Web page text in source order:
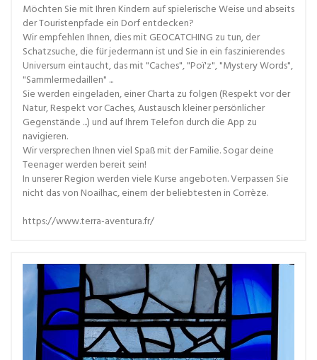
Möchten Sie mit Ihren Kindern auf spielerische Weise und abseits
der Touristenpfade ein Dorf entdecken?
Wir empfehlen Ihnen, dies mit GEOCATCHING zu tun, der
Schatzsuche, die für jedermann ist und Sie in ein faszinierendes
Universum eintaucht, das mit "Caches", "Poï'z", "Mystery Words",
"Sammlermedaillen" ...
Sie werden eingeladen, einer Charta zu folgen (Respekt vor der
Natur, Respekt vor Caches, Austausch kleiner persönlicher
Gegenstände ...) und auf Ihrem Telefon durch die App zu
navigieren.
Wir versprechen Ihnen viel Spaß mit der Familie. Sogar deine
Teenager werden bereit sein!
In unserer Region werden viele Kurse angeboten. Verpassen Sie
nicht das von Noailhac, einem der beliebtesten in Corrèze.
https://www.terra-aventura.fr/